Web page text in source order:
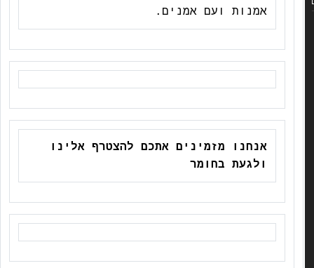
אמנות ועם אמנים.
אנחנו מזמינים אתכם להצטרף אלינו
ולגעת בחומר